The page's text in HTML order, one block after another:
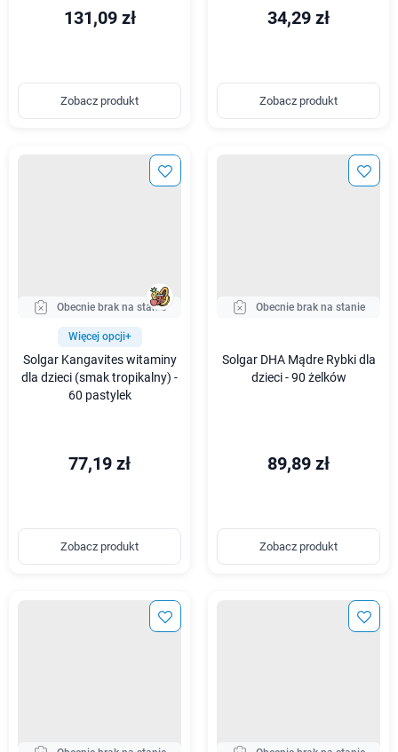
131,09 zł
Zobacz produkt
34,29 zł
Zobacz produkt
Obecnie brak na stanie
Więcej opcji+
Solgar Kangavites witaminy
dla dzieci (smak tropikalny) -
60 pastylek
77,19 zł
Zobacz produkt
Obecnie brak na stanie
Solgar DHA Mądre Rybki dla
dzieci - 90 żelków
89,89 zł
Zobacz produkt